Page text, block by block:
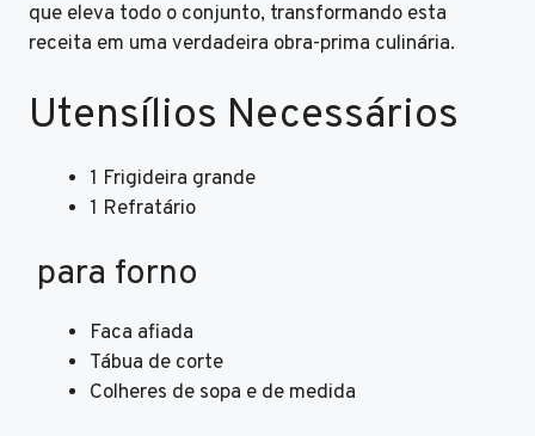
que eleva todo o conjunto, transformando esta
receita em uma verdadeira obra-prima culinária.
Utensílios Necessários
1 Frigideira grande
1 Refratário
para forno
Faca afiada
Tábua de corte
Colheres de sopa e de medida